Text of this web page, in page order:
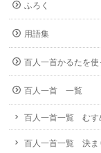
ふろく
用語集
百人一首かるたを
百人一首 一覧
百人一首一覧 むす
百人一首一覧 決ま